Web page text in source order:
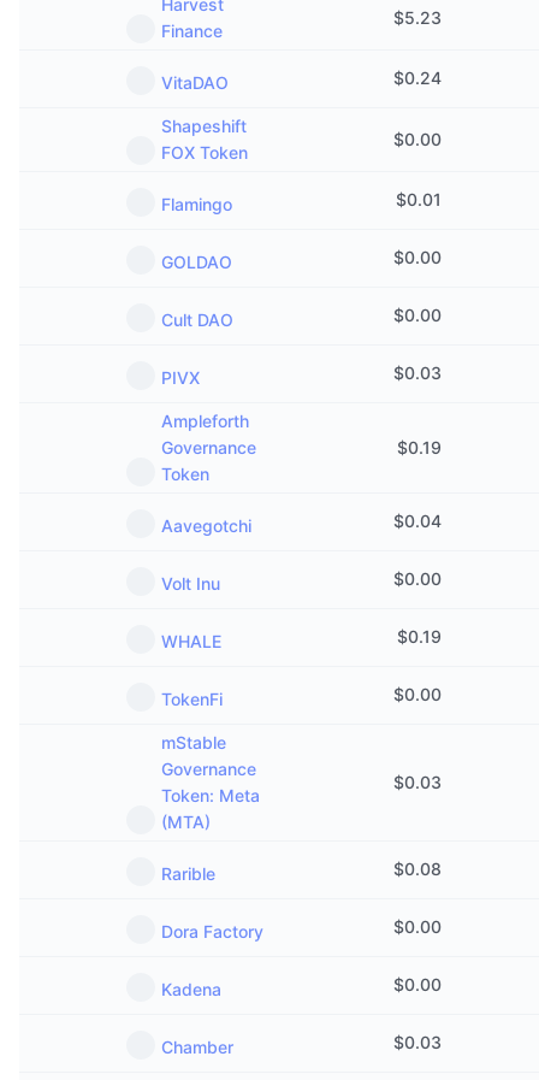
Harvest
Finance
$5.23
VitaDAO $0.24
Shapeshift
FOX Token
$0.00
Flamingo $0.01
GOLDAO $0.00
Cult DAO $0.00
PIVX $0.03
Ampleforth
Governance
Token
$0.19
Aavegotchi $0.04
Volt Inu $0.00
WHALE $0.19
TokenFi $0.00
mStable
Governance
Token: Meta
(MTA)
$0.03
Rarible $0.08
Dora Factory $0.00
Kadena $0.00
Chamber $0.03